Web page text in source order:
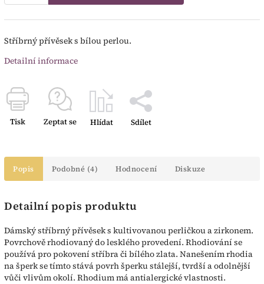
Stříbrný přívěsek s bílou perlou.
Detailní informace
Tisk Zeptat se Hlídat Sdílet
Popis Podobné (4) Hodnocení Diskuze
Detailní popis produktu
Dámský stříbrný přívěsek s kultivovanou perličkou a zirkonem.
Povrchově rhodiovaný do lesklého provedení. Rhodiování se
používá pro pokovení stříbra či bílého zlata. Nanešením rhodia
na šperk se tímto stává povrh šperku stálejší, tvrdší a odolnější
vůči vlivům okolí. Rhodium má antialergické vlastnosti.